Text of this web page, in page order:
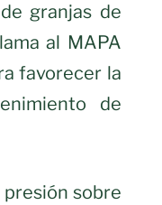
granjas de
al MAPA
favorecer la
de
sobre